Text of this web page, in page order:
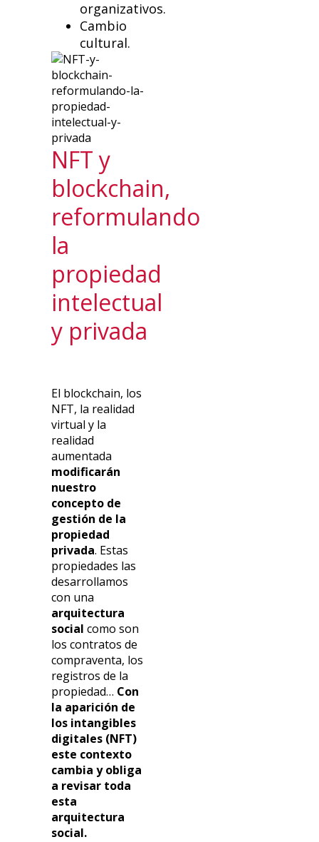
organizativos.
Cambio
cultural.
NFT y
blockchain,
reformulando
la
propiedad
intelectual
y privada
El blockchain, los
NFT, la realidad
virtual y la
realidad
aumentada
modificarán
nuestro
concepto de
gestión de la
propiedad
privada. Estas
propiedades las
desarrollamos
con una
arquitectura
social como son
los contratos de
compraventa, los
registros de la
propiedad… Con
la aparición de
los intangibles
digitales (NFT)
este contexto
cambia y obliga
a revisar toda
esta
arquitectura
social.